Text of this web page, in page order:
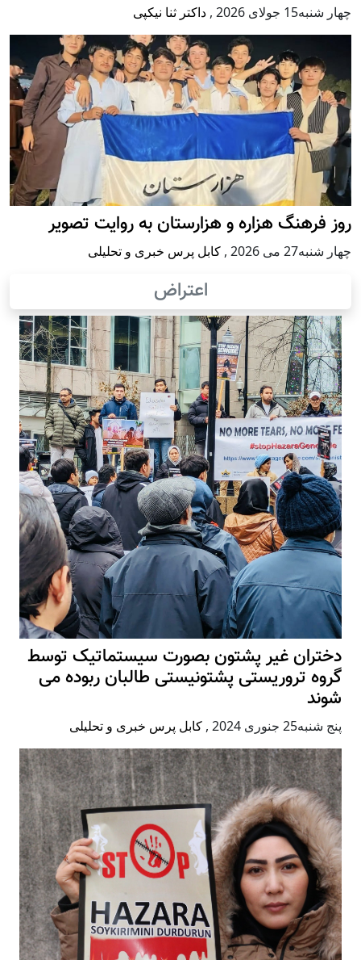
چهار شنبه15 جولای 2026 , داکتر ثنا نیکپی
روز فرهنگ هزاره و هزارستان به روایت تصویر
چهار شنبه27 می 2026 , کابل پرس خبری و تحلیلی
اعتراض
دختران غیر پشتون بصورت سیستماتیک توسط
گروه تروریستی پشتونیستی طالبان ربوده می
شوند
پنج شنبه25 جنوری 2024 , کابل پرس خبری و تحلیلی